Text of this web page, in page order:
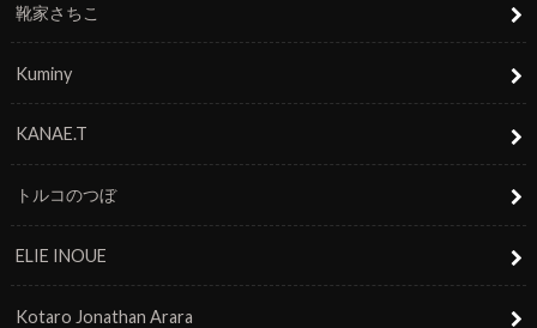
靴家さちこ
Kuminy
KANAE.T
トルコのつぼ
ELIE INOUE
Kotaro Jonathan Arara